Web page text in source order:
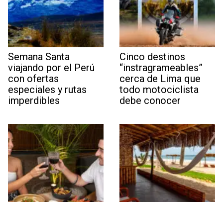
Semana Santa
viajando por el Perú
con ofertas
especiales y rutas
imperdibles
Cinco destinos
“instragrameables”
cerca de Lima que
todo motociclista
debe conocer